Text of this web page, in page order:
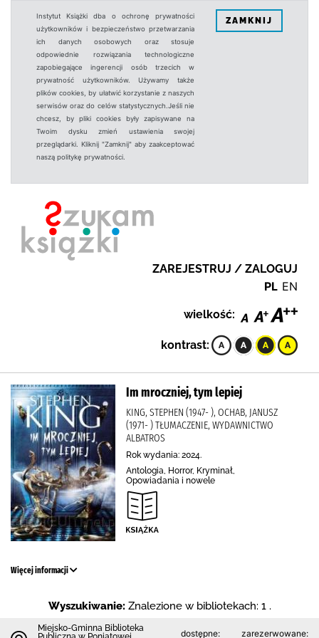
Instytut Książki dba o ochronę prywatności
użytkowników i bezpieczeństwo przetwarzania
ich danych osobowych oraz stosuje
odpowiednie rozwiązania technologiczne
zapobiegające ingerencji osób trzecich w
prywatność użytkowników. Używamy także
plików cookies, by ułatwić korzystanie z naszych
serwisów oraz do celów statystycznych.Jeśli nie
chcesz, by pliki cookies były zapisywane na
Twoim dysku zmień ustawienia swojej
przeglądarki. Kliknij "Zamknij" aby zaakceptować
naszą politykę prywatności.
ZAMKNIJ
ZAREJESTRUJ / ZALOGUJ
PL EN
wielkość:
kontrast:
Im mroczniej, tym lepiej
KING, STEPHEN (1947- ), OCHAB, JANUSZ
(1971- ) TŁUMACZENIE, WYDAWNICTWO
ALBATROS
Rok wydania: 2024.
Antologia, Horror, Kryminał,
Opowiadania i nowele
Więcej informacji
Wyszukiwanie: Znalezione w bibliotekach: 1 .
Miejsko-Gminna Biblioteka
dostępne: zarezerwowane: